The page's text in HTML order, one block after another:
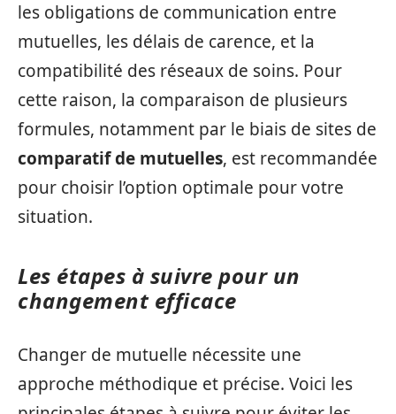
les obligations de communication entre
mutuelles, les délais de carence, et la
compatibilité des réseaux de soins. Pour
cette raison, la comparaison de plusieurs
formules, notamment par le biais de sites de
comparatif de mutuelles, est recommandée
pour choisir l’option optimale pour votre
situation.
Les étapes à suivre pour un
changement efficace
Changer de mutuelle nécessite une
approche méthodique et précise. Voici les